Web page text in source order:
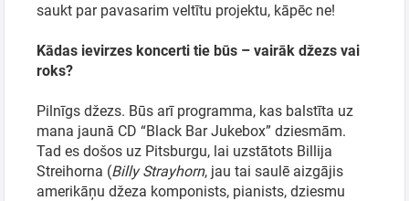
Meklēt kartē
saukt par pavasarim veltītu projektu, kāpēc ne!
Kādas ievirzes koncerti tie būs – vairāk džezs vai
roks?
Pilnīgs džezs. Būs arī programma, kas balstīta uz
mana jaunā CD “Black Bar Jukebox” dziesmām.
Tad es došos uz Pitsburgu, lai uzstātots Billija
Streihorna (Billy Strayhorn, jau tai saulē aizgājis
amerikāņu džeza komponists, pianists, dziesmu